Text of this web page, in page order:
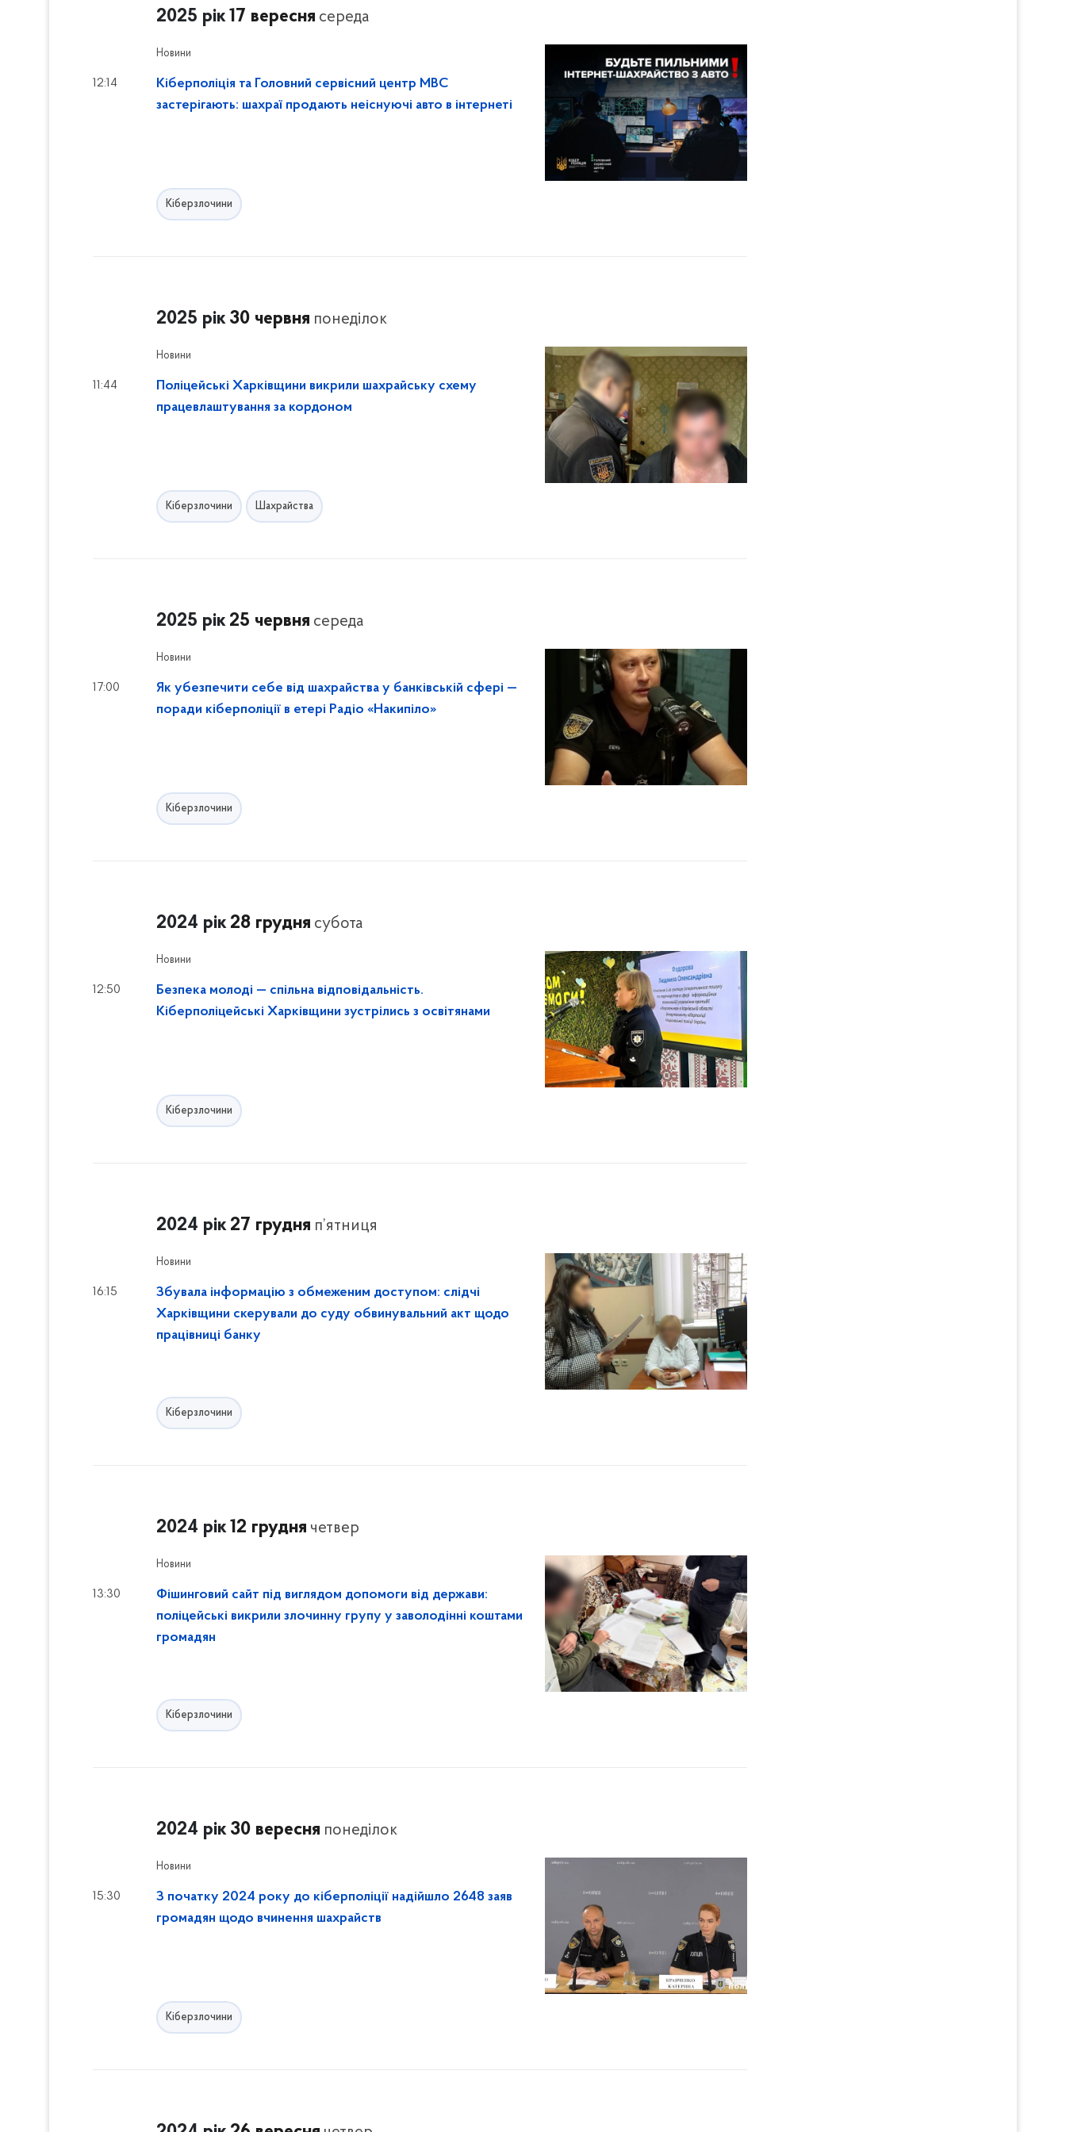
и
н
с
ь
2025 рік17 вересня середа
Новини
Кіберполіція та Головний сервісний центр МВС
застерігають: шахраї продають неіснуючі авто в інтернеті
12:14
Кіберзлочини
2025 рік 30 червня понеділок
Новини
Поліцейські Харківщини викрили шахрайську схему
працевлаштування за кордоном
11:44
Кіберзлочини Шахрайства
2025 рік 25 червня середа
Новини
Як убезпечити себе від шахрайства у банківській сфері —
поради кіберполіції в етері Радіо «Накипіло»
17:00
Кіберзлочини
2024 рік 28 грудня субота
Новини
Безпека молоді — спільна відповідальність.
Кіберполіцейські Харківщини зустрілись з освітянами
12:50
Кіберзлочини
2024 рік 27 грудня п’ятниця
Новини
Збувала інформацію з обмеженим доступом: слідчі
Харківщини скерували до суду обвинувальний акт щодо
працівниці банку
16:15
Кіберзлочини
2024 рік12 грудня четвер
Новини
Фішинговий сайт під виглядом допомоги від держави:
поліцейські викрили злочинну групу у заволодінні коштами
громадян
13:30
Кіберзлочини
2024 рік 30 вересня понеділок
Новини
З початку 2024 року до кіберполіції надійшло 2648 заяв
громадян щодо вчинення шахрайств
15:30
Кіберзлочини